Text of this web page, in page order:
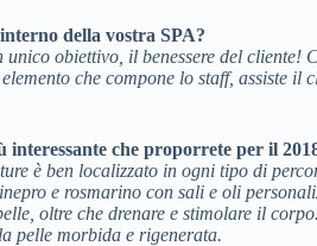
della vostra SPA?
obiettivo, il benessere del
che compone lo staff, assiste il
interessante che proporrete per il
è ben localizzato in ogni tipo di
e rosmarino con sali e oli
oltre che drenare e stimolare il
pelle morbida e rigenerata.